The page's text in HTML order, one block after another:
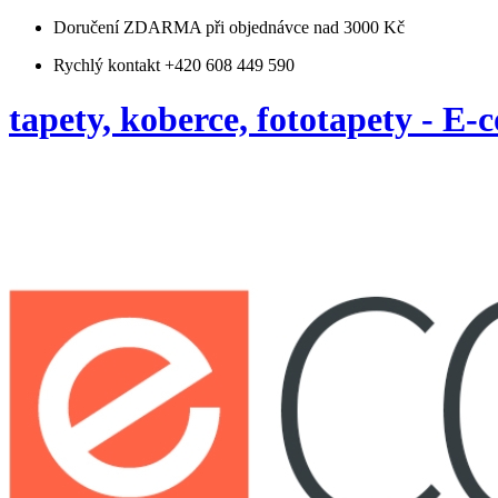
Doručení ZDARMA při objednávce nad 3000 Kč
Rychlý kontakt +420 608 449 590
tapety, koberce, fototapety - E-